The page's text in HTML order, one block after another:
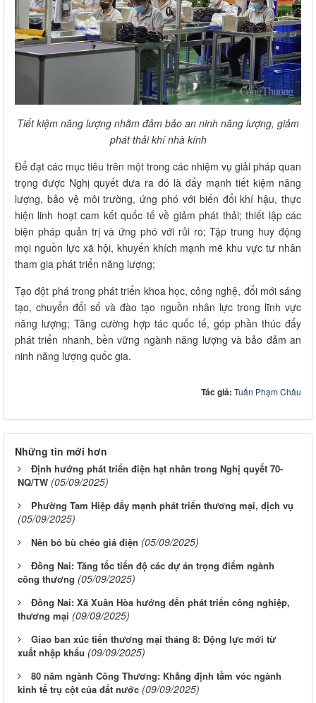
Tiết kiệm năng lượng nhằm đảm bảo an ninh năng lượng, giảm
phát thải khí nhà kính
Để đạt các mục tiêu trên một trong các nhiệm vụ giải pháp quan
trọng được Nghị quyết đưa ra đó là đẩy mạnh tiết kiệm năng
lượng, bảo vệ môi trường, ứng phó với biến đổi khí hậu, thực
hiện linh hoạt cam kết quốc tế về giảm phát thải; thiết lập các
biện pháp quản trị và ứng phó với rủi ro; Tập trung huy động
mọi nguồn lực xã hội, khuyến khích mạnh mẽ khu vực tư nhân
tham gia phát triển năng lượng;
Tạo đột phá trong phát triển khoa học, công nghệ, đổi mới sáng
tạo, chuyển đổi số và đào tạo nguồn nhân lực trong lĩnh vực
năng lượng; Tăng cường hợp tác quốc tế, góp phần thúc đẩy
phát triển nhanh, bền vững ngành năng lượng và bảo đảm an
ninh năng lượng quốc gia.
Tác giả: Tuấn Phạm Châu
Những tin mới hơn
Định hướng phát triển điện hạt nhân trong Nghị quyết 70-
NQ/TW (05/09/2025)
Phường Tam Hiệp đẩy mạnh phát triển thương mại, dịch vụ
(05/09/2025)
Nên bỏ bù chéo giá điện (05/09/2025)
Đồng Nai: Tăng tốc tiến độ các dự án trọng điểm ngành
công thương (05/09/2025)
Đồng Nai: Xã Xuân Hòa hướng đến phát triển công nghiệp,
thương mại (09/09/2025)
Giao ban xúc tiến thương mại tháng 8: Động lực mới từ
xuất nhập khẩu (09/09/2025)
80 năm ngành Công Thương: Khẳng định tầm vóc ngành
kinh tế trụ cột của đất nước (09/09/2025)